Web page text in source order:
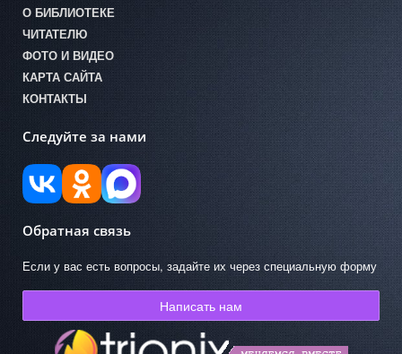
О БИБЛИОТЕКЕ
ЧИТАТЕЛЮ
ФОТО И ВИДЕО
КАРТА САЙТА
КОНТАКТЫ
Следуйте за нами
Обратная связь
Если у вас есть вопросы, задайте их через специальную форму
Написать нам